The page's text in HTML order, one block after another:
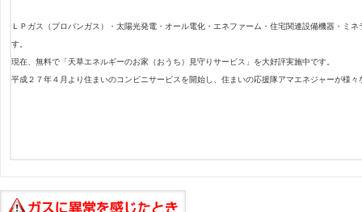
ＬＰガス（プロパンガス）・太陽光発電・オール電化・エネファーム・住宅関連設備機器・ミ
す。
現在、無料で「天草エネルギーのお家（おうち）見守りサービス」を大好評実施中です。
平成２７年４月より住まいのコンビニサービスを開始し、住まいの応援隊アマエネジャーが様